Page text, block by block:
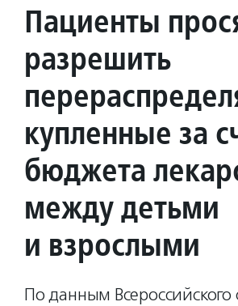
Пациенты
разрешить
купленные за
бюджета
между детьми
и взрослыми
По данным Всероссийского